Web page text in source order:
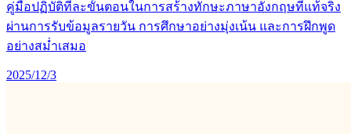
คู่มือปฏิบัติทีละขั้นตอนในการสร้างทักษะภาษาอังกฤษที่แท้จริง
ผ่านการรับข้อมูลรายวัน การศึกษาอย่างมุ่งเน้น และการฝึกพูด
อย่างสม่ำเสมอ
2025/12/3